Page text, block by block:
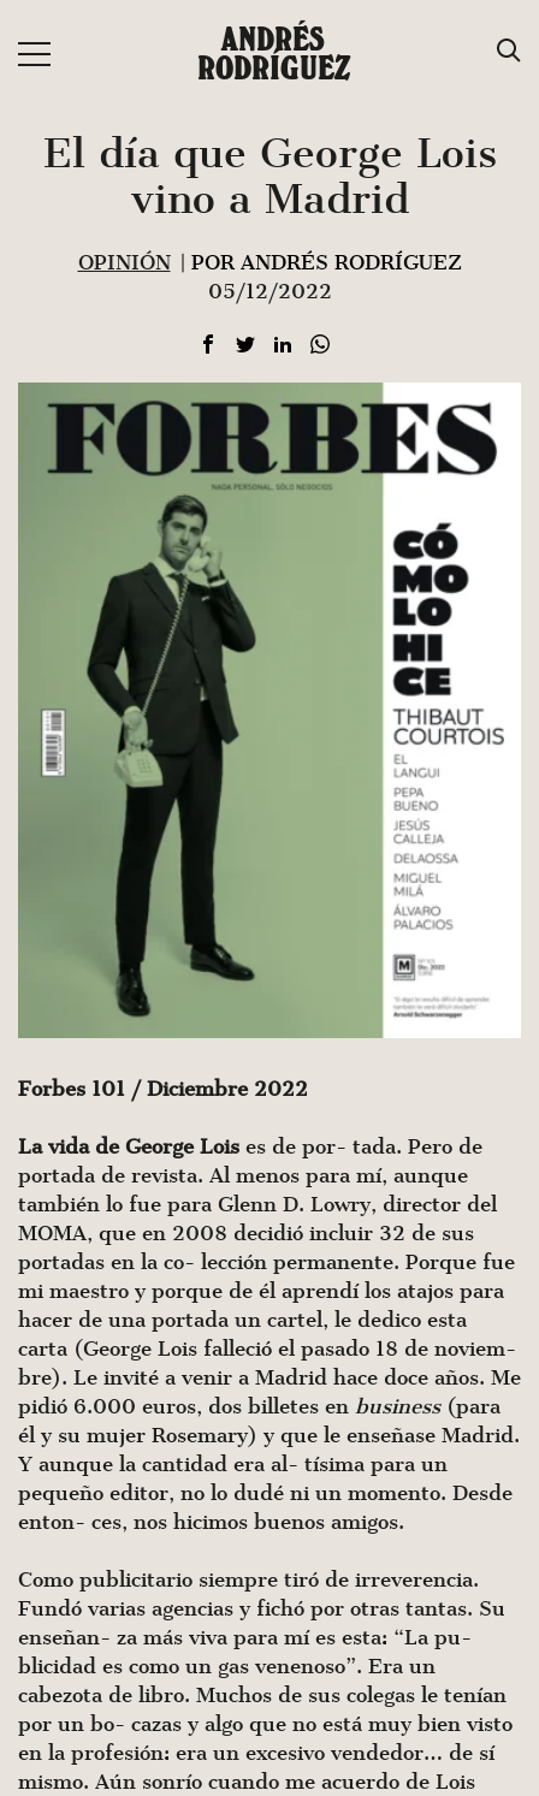
contenido
ANDRÉS
RODRÍGUEZ
El día que George Lois
vino a Madrid
OPINIÓN
| POR ANDRÉS RODRÍGUEZ
05/12/2022
Forbes 101 / Diciembre 2022
La vida de George Lois es de por- tada. Pero de
portada de revista. Al menos para mí, aunque
también lo fue para Glenn D. Lowry, director del
MOMA, que en 2008 decidió incluir 32 de sus
portadas en la co- lección permanente. Porque fue
mi maestro y porque de él aprendí los atajos para
hacer de una portada un cartel, le dedico esta
carta (George Lois falleció el pasado 18 de noviem-
bre). Le invité a venir a Madrid hace doce años. Me
pidió 6.000 euros, dos billetes en business (para
él y su mujer Rosemary) y que le enseñase Madrid.
Y aunque la cantidad era al- tísima para un
pequeño editor, no lo dudé ni un momento. Desde
enton- ces, nos hicimos buenos amigos.
Como publicitario siempre tiró de irreverencia.
Fundó varias agencias y fichó por otras tantas. Su
enseñan- za más viva para mí es esta: “La pu-
blicidad es como un gas venenoso”. Era un
cabezota de libro. Muchos de sus colegas le tenían
por un bo- cazas y algo que no está muy bien visto
en la profesión: era un excesivo vendedor… de sí
mismo. Aún sonrío cuando me acuerdo de Lois